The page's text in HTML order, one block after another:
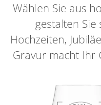
Wählen Sie aus
gestalten
Hochzeiten,
Gravur macht Ihr